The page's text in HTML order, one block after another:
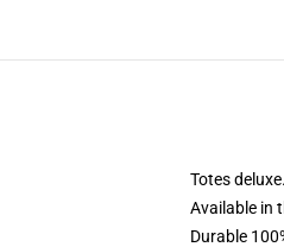
Totes
Available in
Durable